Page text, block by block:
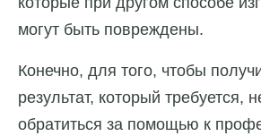
могут быть повреждены.
Конечно, для того, чтобы
результат, который требуется,
обратиться за помощью к